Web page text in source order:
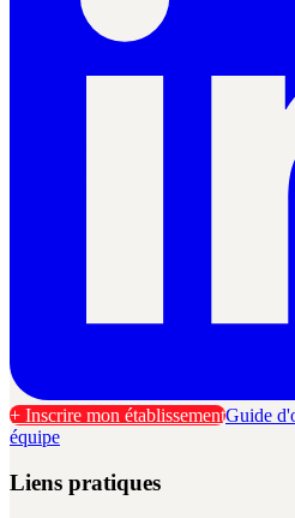
+ Inscrire mon établissementGuide
équipe
Liens pratiques